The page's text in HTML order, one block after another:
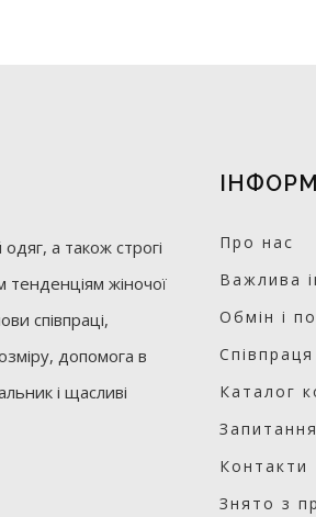
а також строгі
тенденціям жіночої
співпраці,
допомога в
і щасливі
Про нас
Важлива
Обмін і
Каталог
Контакти
Знято з